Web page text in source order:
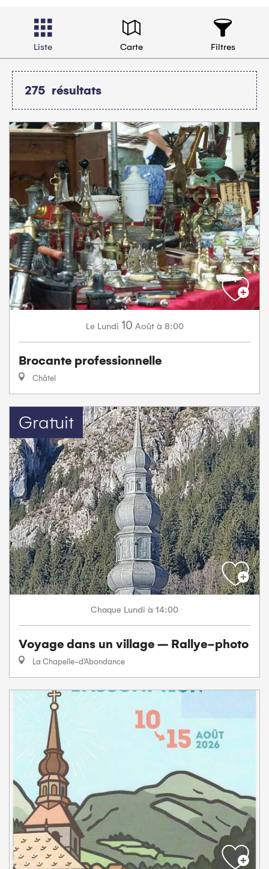
Liste Carte Filtres
275 résultats
Le Lundi 10 Août à 8:00
Brocante professionnelle
Châtel
Gratuit
Chaque Lundi à 14:00
Voyage dans un village – Rallye-photo
La Chapelle-d'Abondance